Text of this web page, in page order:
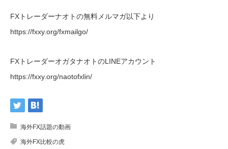
FXトレーダーナオトの無料メルマガ以下より
https://fxxy.org/fxmailgo/
FXトレーダーオガタナオトのLINEアカウント
https://fxxy.org/naotofxlin/
海外FX話題の動画
海外FX比較の虎